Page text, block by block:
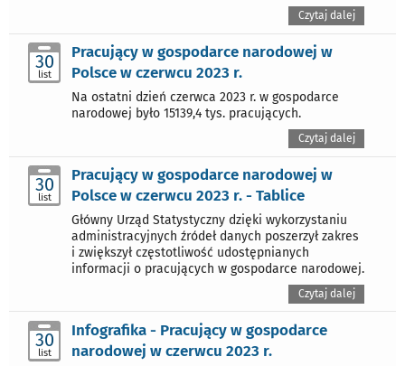
Czytaj dalej
30
list
Pracujący w gospodarce narodowej w
Polsce w czerwcu 2023 r.
Na ostatni dzień czerwca 2023 r. w gospodarce
narodowej było 15139,4 tys. pracujących.
Czytaj dalej
30
list
Pracujący w gospodarce narodowej w
Polsce w czerwcu 2023 r. - Tablice
Główny Urząd Statystyczny dzięki wykorzystaniu
administracyjnych źródeł danych poszerzył zakres
i zwiększył częstotliwość udostępnianych
informacji o pracujących w gospodarce narodowej.
Czytaj dalej
30
list
Infografika - Pracujący w gospodarce
narodowej w czerwcu 2023 r.